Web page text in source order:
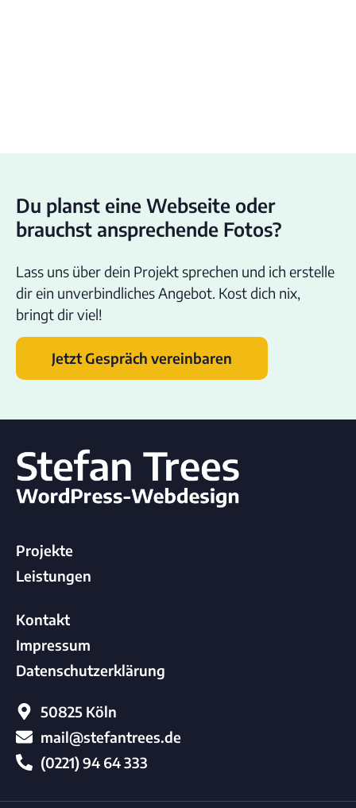
Du planst eine Webseite oder
brauchst ansprechende Fotos?
Lass uns über dein Projekt sprechen und ich erstelle
dir ein unverbindliches Angebot. Kost dich nix,
bringt dir viel!
Jetzt Gespräch vereinbaren
Projekte
Leistungen
Kontakt
Impressum
Datenschutzerklärung
50825 Köln
mail@stefantrees.de
(0221) 94 64 333